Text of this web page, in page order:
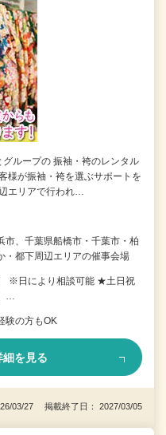
グループの 振袖・袴のレンタル
様が振袖・袴を選ぶサポートを
エリアで行われ…
市、千葉県船橋市・千葉市・柏
・都下周辺エリアの催事会場
※日により相談可能 ★土日祝
…
験の方もOK
細を見る
03/27 掲載終了日： 2027/03/05